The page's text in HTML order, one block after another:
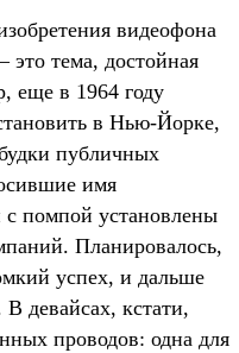
видеофона
это тема, достойная
еще в 1964 году
в Нью-Йорке,
публичных
имя
помпой установлены
Планировалось,
успех, и дальше
девайсах, кстати,
проводов: одна для